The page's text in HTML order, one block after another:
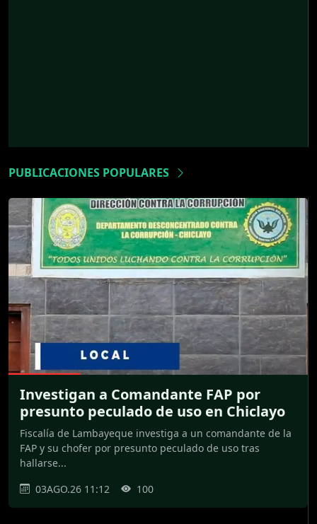
PUBLICACIONES POPULARES
Investigan a Comandante FAP por
presunto peculado de uso en Chiclayo
Fiscalía de Lambayeque investiga a un comandante de la
FAP y su chofer por presunto peculado de uso tras
hallarse...
03AGO.26 11:12
100